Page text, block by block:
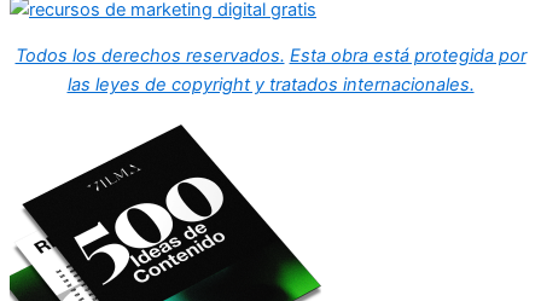
Todos los derechos reservados. Esta obra está protegida por
las leyes de copyright y tratados internacionales.